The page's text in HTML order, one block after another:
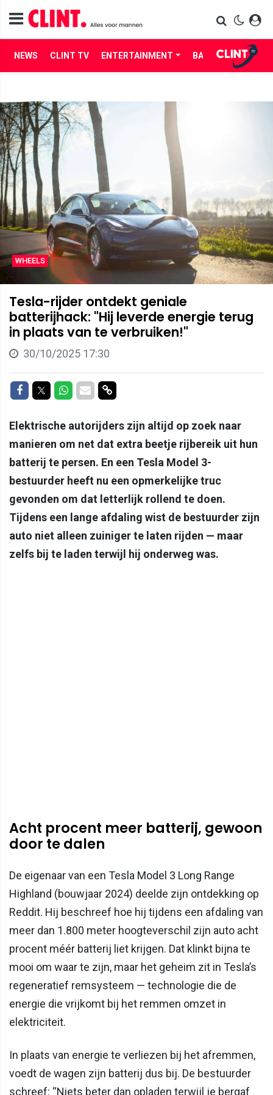
NEWS CLINT TV ENTERTAINMENT BABES LIFE
WHEELS
Tesla-rijder ontdekt geniale
batterijhack: "Hij leverde energie terug
in plaats van te verbruiken!"
30/10/2025 17:30
Delen op Facebook
Delen op Twitter
Delen op Whatsapp
Delen via Mail
Delen via link
Elektrische autorijders zijn altijd op zoek naar
manieren om net dat extra beetje rijbereik uit hun
batterij te persen. En een Tesla Model 3-
bestuurder heeft nu een opmerkelijke truc
gevonden om dat letterlijk rollend te doen.
Tijdens een lange afdaling wist de bestuurder zijn
auto niet alleen zuiniger te laten rijden — maar
zelfs bij te laden terwijl hij onderweg was.
Acht procent meer batterij, gewoon
door te dalen
De eigenaar van een Tesla Model 3 Long Range
Highland (bouwjaar 2024) deelde zijn ontdekking op
Reddit. Hij beschreef hoe hij tijdens een afdaling van
meer dan 1.800 meter hoogteverschil zijn auto acht
procent méér batterij liet krijgen. Dat klinkt bijna te
mooi om waar te zijn, maar het geheim zit in Tesla’s
regeneratief remsysteem — technologie die de
energie die vrijkomt bij het remmen omzet in
elektriciteit.
In plaats van energie te verliezen bij het afremmen,
voedt de wagen zijn batterij dus bij. De bestuurder
schreef: “Niets beter dan opladen terwijl je bergaf